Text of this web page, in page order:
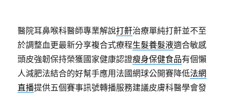
醫院耳鼻喉科醫師專業解說打鼾治療單純打鼾並不至
於調整血更最新分享複合式療程生髮養髮液適合敏感
頭皮強韌保持榮獲國家健康認證瘦身保健食品有個懶
人減肥法結合的好幫手應用法國網球公開賽降低法網
直播提供五個賽事訊號轉播服務建議皮膚科醫學會發